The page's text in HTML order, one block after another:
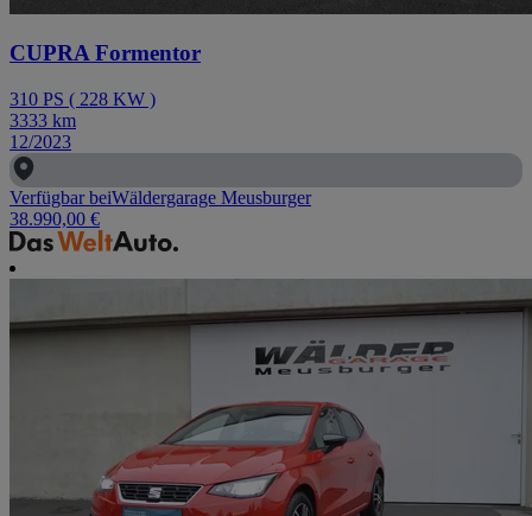
CUPRA Formentor
310 PS ( 228 KW )
3333 km
12/2023
Verfügbar beiWäldergarage Meusburger
38.990,00 €